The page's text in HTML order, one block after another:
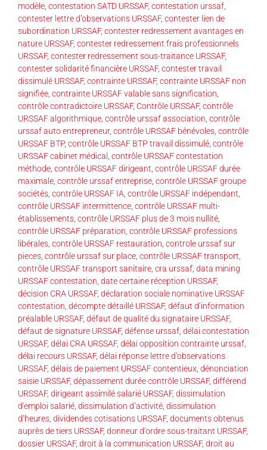
modèle contestation SATD URSSAF, contestation urssaf
contester lettre d’observations URSSAF, contester lien de
subordination URSSAF, contester redressement avantages en
nature URSSAF, contester redressement frais professionnels
URSSAF, contester redressement sous-traitance URSSAF,
contester solidarité financière URSSAF, contester travail
dissimulé URSSAF, contrainte URSSAF, contrainte URSSAF non
signifiée contrainte URSSAF valable sans signification
contrôle contradictoire URSSAF, Contrôle URSSAF, contrôle
URSSAF algorithmique contrôle urssaf association contrôle
urssaf auto entrepreneur, contrôle URSSAF bénévoles contrôle
URSSAF BTP, contrôle URSSAF BTP travail dissimulé contrôle
URSSAF cabinet médical contrôle URSSAF contestation
méthode contrôle URSSAF dirigeant contrôle URSSAF durée
maximale contrôle urssaf entreprise contrôle URSSAF groupe
sociétés contrôle URSSAF IA contrôle URSSAF indépendant
contrôle URSSAF intermittence contrôle URSSAF multi-
établissements contrôle URSSAF plus de 3 mois nullité
contrôle URSSAF préparation contrôle URSSAF professions
libérales contrôle URSSAF restauration controle urssaf sur
pieces contrôle urssaf sur place contrôle URSSAF transport
contrôle URSSAF transport sanitaire cra urssaf data mining
URSSAF contestation date certaine réception URSSAF,
décision CRA URSSAF, déclaration sociale nominative URSSAF
contestation décompte détaillé URSSAF, défaut d’information
préalable URSSAF, défaut de qualité du signataire URSSAF,
défaut de signature URSSAF, défense urssaf délai contestation
URSSAF, délai CRA URSSAF, délai opposition contrainte urssaf
délai recours URSSAF, délai réponse lettre d’observations
URSSAF, délais de paiement URSSAF contentieux dénonciation
saisie URSSAF, dépassement durée contrôle URSSAF, différend
URSSAF, dirigeant assimilé salarié URSSAF, dissimulation
d'emploi salarié dissimulation d’activité dissimulation
d’heures dividendes cotisations URSSAF, documents obtenus
auprès de tiers URSSAF, donneur d’ordre sous-traitant URSSAF,
dossier URSSAF, droit à la communication URSSAF, droit au